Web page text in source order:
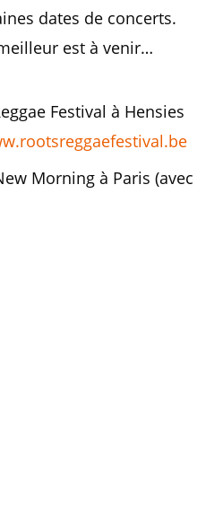
dates de concerts.
est à venir…
Festival à Hensies
Morning à Paris (avec